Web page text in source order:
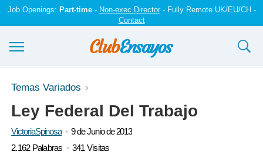
Job Openings: Part-time- Non-exec Director- Fully Remote UK/EU/CH -
Contact
Ensayos y trabajos
Registrarse
Iniciar sesión
Temas Variados
Ley Federal Del Trabajo
VictoriaSpinosa
9 de Junio de 2013
2.162 Palabras
341 Visitas